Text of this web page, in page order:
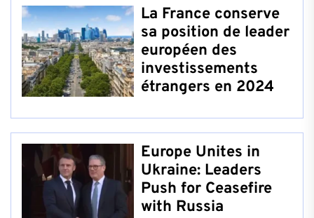
La France conserve
sa position de leader
européen des
investissements
étrangers en 2024
Europe Unites in
Ukraine: Leaders
Push for Ceasefire
with Russia